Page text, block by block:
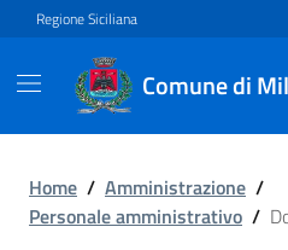
Vai ai contenuti
Vai al footer
Regione Siciliana
Comune di
Dott. Giovanni
Home / Amministrazione /
Personale amministrativo /